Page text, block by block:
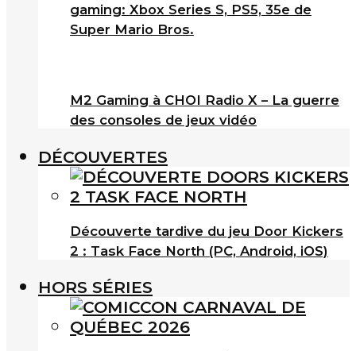
gaming: Xbox Series S, PS5, 35e de
Super Mario Bros.
M2 Gaming à CHOI Radio X – La guerre
des consoles de jeux vidéo
DÉCOUVERTES
Découverte tardive du jeu Door Kickers
2 : Task Face North (PC, Android, iOS)
HORS SÉRIES